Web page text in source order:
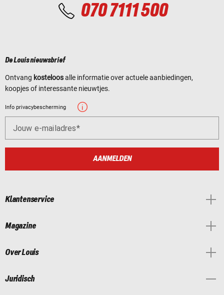
070 7111 500
De Louis nieuwsbrief
Ontvang kosteloosalle informatie over actuele aanbiedingen,
koopjes of interessante nieuwtjes.
Info privacybescherming
Jouw e-mailadres
AANMELDEN
Klantenservice
Magazine
Over Louis
Juridisch